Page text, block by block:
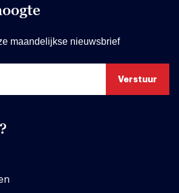
maandelijkse nieuwsbrief